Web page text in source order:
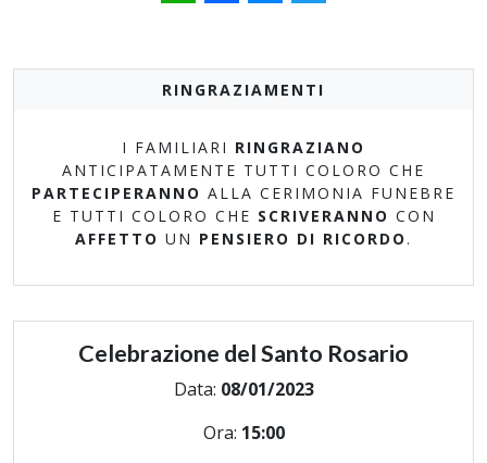
RINGRAZIAMENTI
I FAMILIARI RINGRAZIANO
ANTICIPATAMENTE TUTTI COLORO CHE
PARTECIPERANNO ALLA CERIMONIA FUNEBRE
E TUTTI COLORO CHE SCRIVERANNO CON
AFFETTO UN PENSIERO DI RICORDO .
Celebrazione del Santo Rosario
Data: 08/01/2023
Ora: 15:00